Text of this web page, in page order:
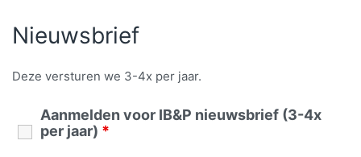
Nieuwsbrief
Deze versturen we 3-4x per jaar.
Aanmelden voor IB&P nieuwsbrief (3-4x
per jaar) *